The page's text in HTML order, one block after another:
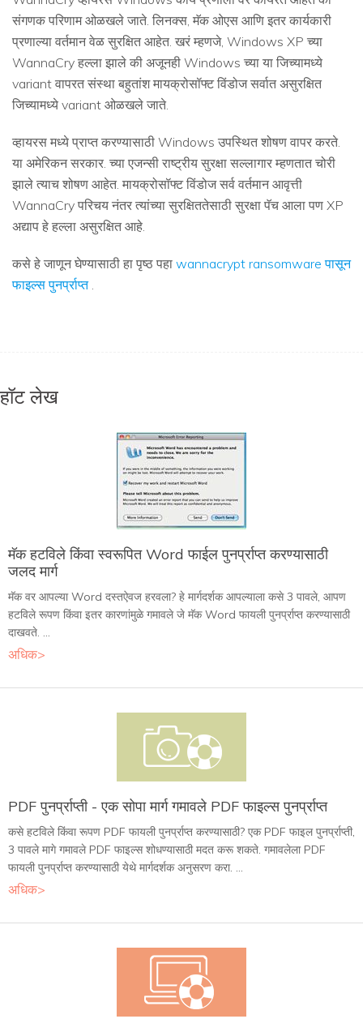
संगणक परिणाम ओळखले जाते. लिनक्स, मॅक ओएस आणि इतर कार्यकारी
प्रणाल्या वर्तमान वेळ सुरक्षित आहेत. खरं म्हणजे, Windows XP च्या
WannaCry हल्ला झाले की अजूनही Windows च्या या जिच्यामध्ये
variant वापरत संस्था बहुतांश मायक्रोसॉफ्ट विंडोज सर्वात असुरक्षित
जिच्यामध्ये variant ओळखले जाते.
व्हायरस मध्ये प्राप्त करण्यासाठी Windows उपस्थित शोषण वापर करते.
या अमेरिकन सरकार. च्या एजन्सी राष्ट्रीय सुरक्षा सल्लागार म्हणतात चोरी
झाले त्याच शोषण आहेत. मायक्रोसॉफ्ट विंडोज सर्व वर्तमान आवृत्ती
WannaCry परिचय नंतर त्यांच्या सुरक्षिततेसाठी सुरक्षा पॅच आला पण XP
अद्याप हे हल्ला असुरक्षित आहे.
कसे हे जाणून घेण्यासाठी हा पृष्ठ पहा wannacrypt ransomware पासून
फाइल्स पुनर्प्राप्त.
हॉट लेख
मॅक हटविले किंवा स्वरूपित Word फाईल पुनर्प्राप्त करण्यासाठी
जलद मार्ग
मॅक वर आपल्या Word दस्तऐवज हरवला? हे मार्गदर्शक आपल्याला कसे 3 पावले, आपण
हटविले रूपण किंवा इतर कारणांमुळे गमावले जे मॅक Word फायली पुनर्प्राप्त करण्यासाठी
दाखवते. ...
अधिक>
PDF पुनर्प्राप्ती - एक सोपा मार्ग गमावले PDF फाइल्स पुनर्प्राप्त
कसे हटविले किंवा रूपण PDF फायली पुनर्प्राप्त करण्यासाठी? एक PDF फाइल पुनर्प्राप्ती,
3 पावले मागे गमावले PDF फाइल्स शोधण्यासाठी मदत करू शकते. गमावलेला PDF
फायली पुनर्प्राप्त करण्यासाठी येथे मार्गदर्शक अनुसरण करा. ...
अधिक>